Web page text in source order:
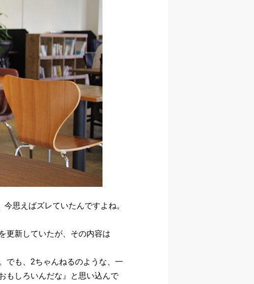
思えばズレていたんですよね。
更新していたが、その内容は
でも、2ちゃんねるのような、一
もしろいんだな』と思い込んで